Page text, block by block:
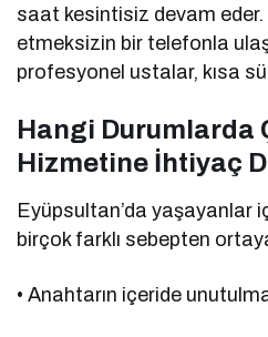
saat kesintisiz devam
etmeksizin bir telefonla
profesyonel ustalar, kısa
Hangi Durumlarda
Hizmetine İhtiyaç
Eyüpsultan’da yaşayanlar
birçok farklı sebepten
• Anahtarın içeride